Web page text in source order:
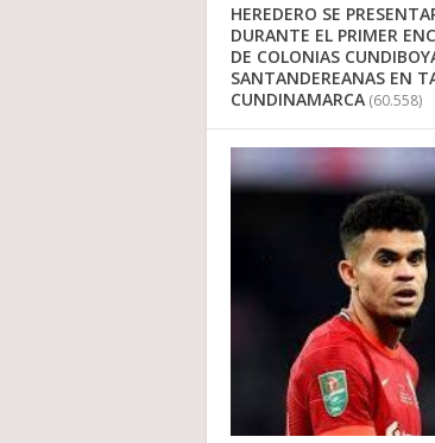
HEREDERO SE
DURANTE EL PRIMER
DE COLONIAS
SANTANDEREANAS EN
CUNDINAMARCA (60.558)